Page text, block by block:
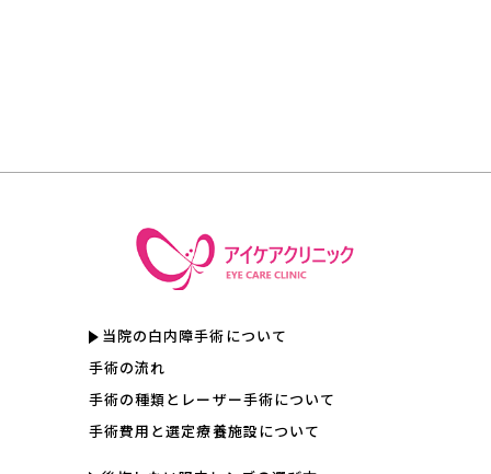
当院の白内障手術について
手術の流れ
手術の種類とレーザー手術について
手術費用と選定療養施設について